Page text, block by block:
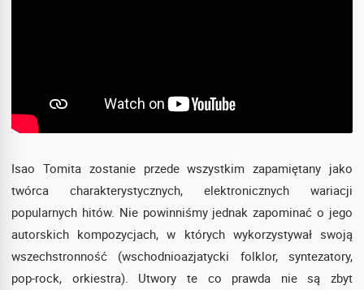
Isao Tomita zostanie przede wszystkim zapamiętany jako
twórca charakterystycznych, elektronicznych wariacji
popularnych hitów. Nie powinniśmy jednak zapominać o jego
autorskich kompozycjach, w których wykorzystywał swoją
wszechstronność (wschodnioazjatycki folklor, syntezatory,
pop-rock, orkiestra). Utwory te co prawda nie są zbyt